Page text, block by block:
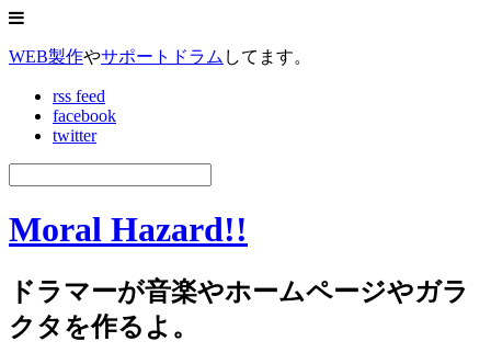
WEB製作やサポートドラム してます。
rss feed
facebook
twitter
Moral Hazard!!
ドラマーが音楽やホームページやガラ
クタを作るよ。